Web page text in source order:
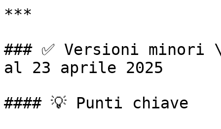
***
### ✅ Versioni
al 23 aprile 2025
#### 💡 Punti chiave